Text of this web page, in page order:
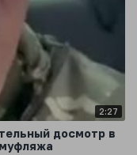
2:27
досмотр в